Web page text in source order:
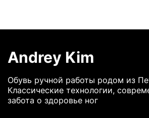
Andrey Kim
Обувь ручной работы родом из
Классические технологии,
забота о здоровье ног